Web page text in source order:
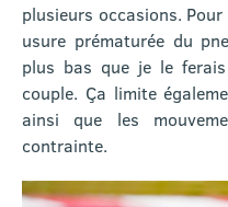
plusieurs occasions.
usure prématurée du
plus bas que je le
couple. Ça limite
ainsi que les
contrainte.